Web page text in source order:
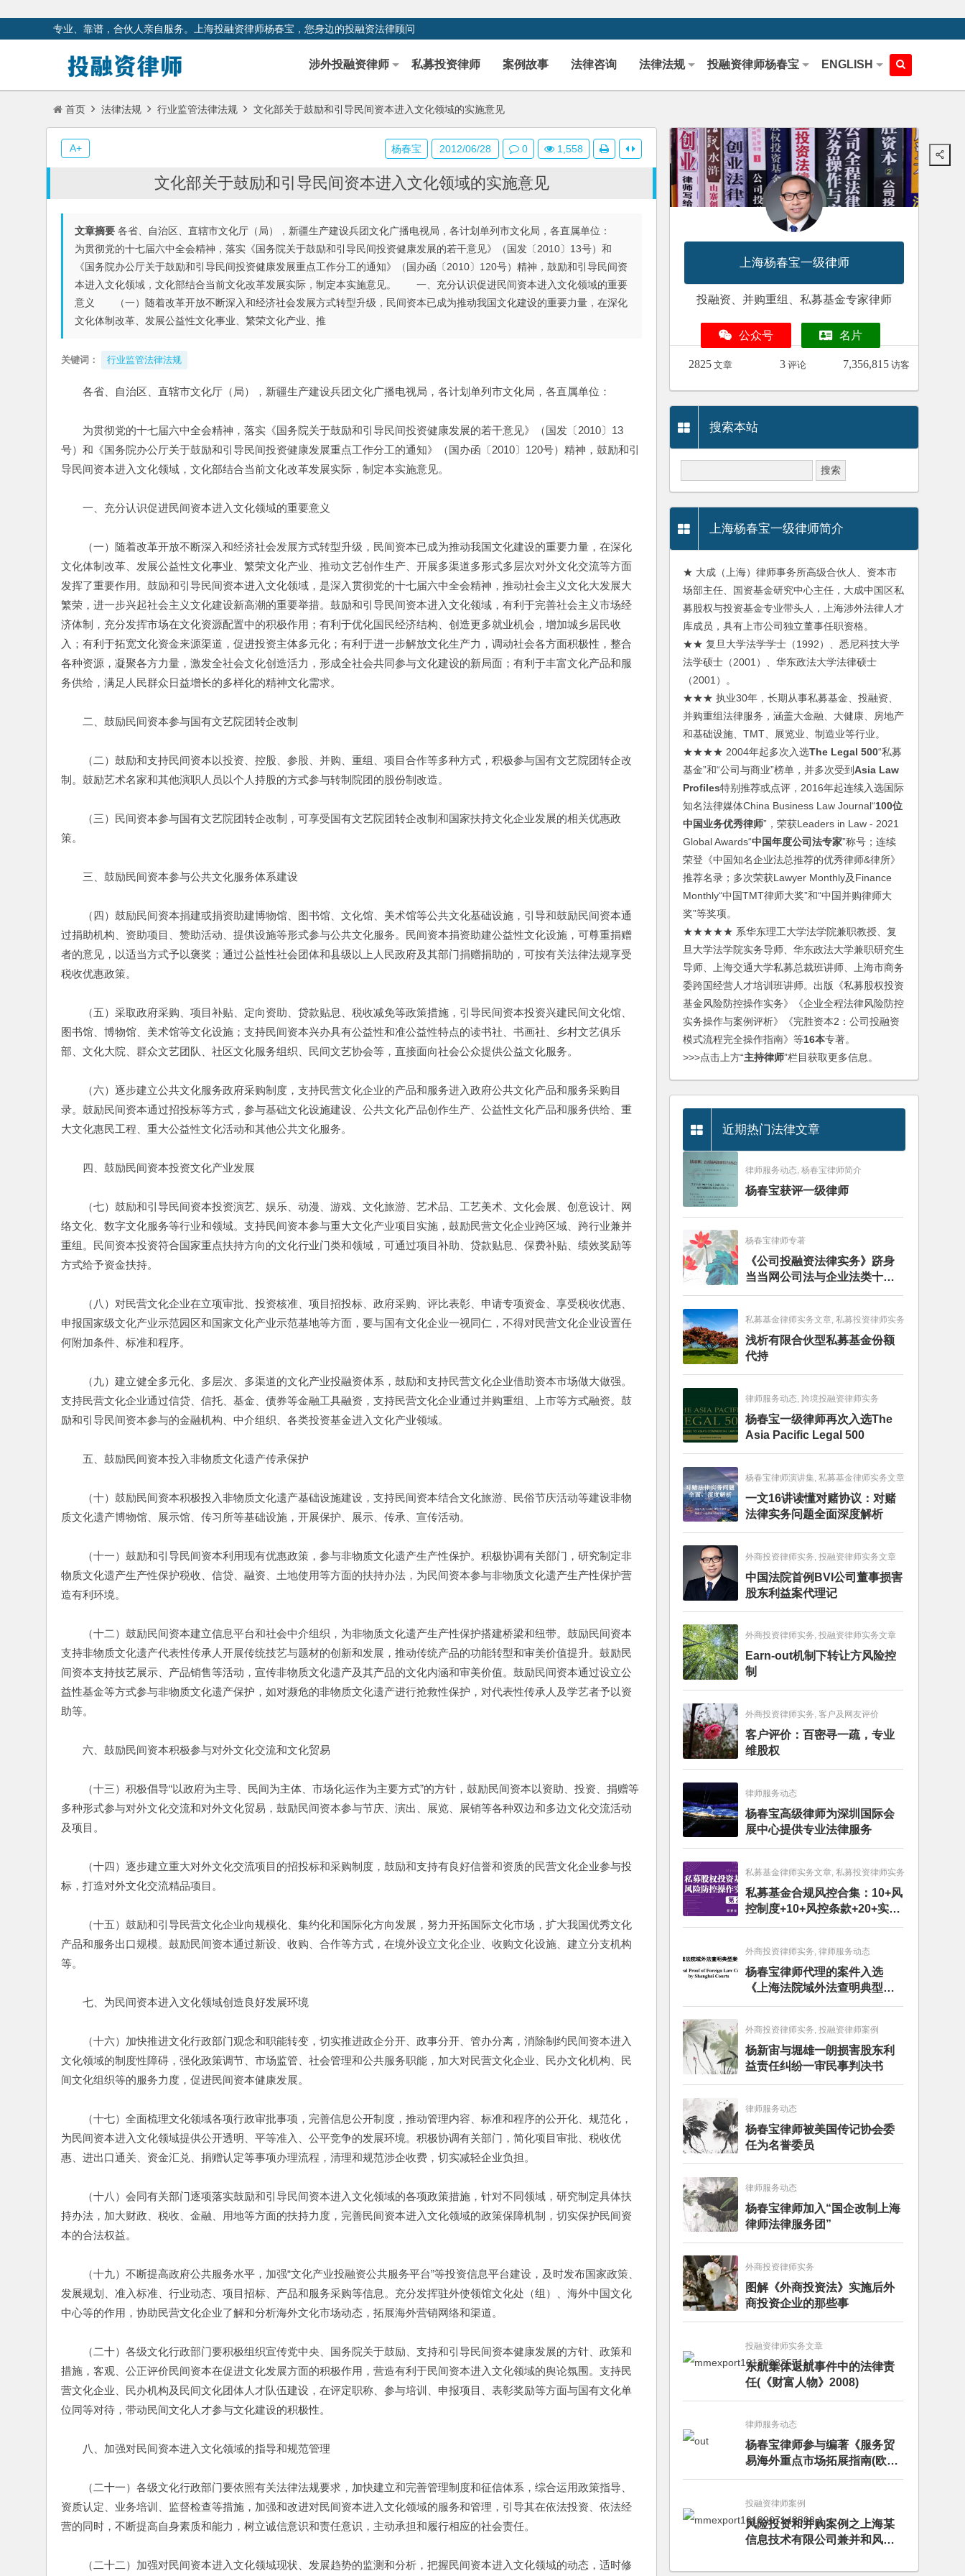
专业、靠谱，合伙人亲自服务。上海投融资律师杨春宝，您身边的投融资法律顾问
涉外投融资律师 私募投资律师 案例故事 法律咨询 法律法规 投融资律师杨春宝 ENGLISH
首页 法律法规 行业监管法律法规 文化部关于鼓励和引导民间资本进入文化领域的实施意见
文化部关于鼓励和引导民间资本进入文化领域的实施意见
文章摘要 各省、自治区、直辖市文化厅（局），新疆生产建设兵团文化广播电视局，各计划单列市文化局，各直属单位：
为贯彻党的十七届六中全会精神，落实《国务院关于鼓励和引导民间投资健康发展的若干意见》（国发〔2010〕13号）和
《国务院办公厅关于鼓励和引导民间投资健康发展重点工作分工的通知》（国办函〔2010〕120号）精神，鼓励和引导民间资
本进入文化领域，文化部结合当前文化改革发展实际，制定本实施意见。 一、充分认识促进民间资本进入文化领域的重要
意义 （一）随着改革开放不断深入和经济社会发展方式转型升级，民间资本已成为推动我国文化建设的重要力量，在深化
文化体制改革、发展公益性文化事业、繁荣文化产业、推
关键词： 行业监管法律法规
各省、自治区、直辖市文化厅（局），新疆生产建设兵团文化广播电视局，各计划单列市文化局，各直属单位：
为贯彻党的十七届六中全会精神，落实《国务院关于鼓励和引导民间投资健康发展的若干意见》（国发〔2010〕13
号）和《国务院办公厅关于鼓励和引导民间投资健康发展重点工作分工的通知》（国办函〔2010〕120号）精神，鼓励和引
导民间资本进入文化领域，文化部结合当前文化改革发展实际，制定本实施意见。
一、充分认识促进民间资本进入文化领域的重要意义
（一）随着改革开放不断深入和经济社会发展方式转型升级，民间资本已成为推动我国文化建设的重要力量，在深化
文化体制改革、发展公益性文化事业、繁荣文化产业、推动文艺创作生产、开展多渠道多形式多层次对外文化交流等方面
发挥了重要作用。鼓励和引导民间资本进入文化领域，是深入贯彻党的十七届六中全会精神，推动社会主义文化大发展大
繁荣，进一步兴起社会主义文化建设新高潮的重要举措。鼓励和引导民间资本进入文化领域，有利于完善社会主义市场经
济体制，充分发挥市场在文化资源配置中的积极作用；有利于优化国民经济结构、创造更多就业机会，增加城乡居民收
入；有利于拓宽文化资金来源渠道，促进投资主体多元化；有利于进一步解放文化生产力，调动社会各方面积极性，整合
各种资源，凝聚各方力量，激发全社会文化创造活力，形成全社会共同参与文化建设的新局面；有利于丰富文化产品和服
务供给，满足人民群众日益增长的多样化的精神文化需求。
二、鼓励民间资本参与国有文艺院团转企改制
（二）鼓励和支持民间资本以投资、控股、参股、并购、重组、项目合作等多种方式，积极参与国有文艺院团转企改
制。鼓励艺术名家和其他演职人员以个人持股的方式参与转制院团的股份制改造。
（三）民间资本参与国有文艺院团转企改制，可享受国有文艺院团转企改制和国家扶持文化企业发展的相关优惠政
策。
三、鼓励民间资本参与公共文化服务体系建设
（四）鼓励民间资本捐建或捐资助建博物馆、图书馆、文化馆、美术馆等公共文化基础设施，引导和鼓励民间资本通
过捐助机构、资助项目、赞助活动、提供设施等形式参与公共文化服务。民间资本捐资助建公益性文化设施，可尊重捐赠
者的意见，以适当方式予以褒奖；通过公益性社会团体和县级以上人民政府及其部门捐赠捐助的，可按有关法律法规享受
税收优惠政策。
（五）采取政府采购、项目补贴、定向资助、贷款贴息、税收减免等政策措施，引导民间资本投资兴建民间文化馆、
图书馆、博物馆、美术馆等文化设施；支持民间资本兴办具有公益性和准公益性特点的读书社、书画社、乡村文艺俱乐
部、文化大院、群众文艺团队、社区文化服务组织、民间文艺协会等，直接面向社会公众提供公益文化服务。
（六）逐步建立公共文化服务政府采购制度，支持民营文化企业的产品和服务进入政府公共文化产品和服务采购目
录。鼓励民间资本通过招投标等方式，参与基础文化设施建设、公共文化产品创作生产、公益性文化产品和服务供给、重
大文化惠民工程、重大公益性文化活动和其他公共文化服务。
四、鼓励民间资本投资文化产业发展
（七）鼓励和引导民间资本投资演艺、娱乐、动漫、游戏、文化旅游、艺术品、工艺美术、文化会展、创意设计、网
络文化、数字文化服务等行业和领域。支持民间资本参与重大文化产业项目实施，鼓励民营文化企业跨区域、跨行业兼并
重组。民间资本投资符合国家重点扶持方向的文化行业门类和领域，可通过项目补助、贷款贴息、保费补贴、绩效奖励等
方式给予资金扶持。
（八）对民营文化企业在立项审批、投资核准、项目招投标、政府采购、评比表彰、申请专项资金、享受税收优惠、
申报国家级文化产业示范园区和国家文化产业示范基地等方面，要与国有文化企业一视同仁，不得对民营文化企业设置任
何附加条件、标准和程序。
（九）建立健全多元化、多层次、多渠道的文化产业投融资体系，鼓励和支持民营文化企业借助资本市场做大做强。
支持民营文化企业通过信贷、信托、基金、债券等金融工具融资，支持民营文化企业通过并购重组、上市等方式融资。鼓
励和引导民间资本参与的金融机构、中介组织、各类投资基金进入文化产业领域。
五、鼓励民间资本投入非物质文化遗产传承保护
（十）鼓励民间资本积极投入非物质文化遗产基础设施建设，支持民间资本结合文化旅游、民俗节庆活动等建设非物
质文化遗产博物馆、展示馆、传习所等基础设施，开展保护、展示、传承、宣传活动。
（十一）鼓励和引导民间资本利用现有优惠政策，参与非物质文化遗产生产性保护。积极协调有关部门，研究制定非
物质文化遗产生产性保护税收、信贷、融资、土地使用等方面的扶持办法，为民间资本参与非物质文化遗产生产性保护营
造有利环境。
（十二）鼓励民间资本建立信息平台和社会中介组织，为非物质文化遗产生产性保护搭建桥梁和纽带。鼓励民间资本
支持非物质文化遗产代表性传承人开展传统技艺与题材的创新和发展，推动传统产品的功能转型和审美价值提升。鼓励民
间资本支持技艺展示、产品销售等活动，宣传非物质文化遗产及其产品的文化内涵和审美价值。鼓励民间资本通过设立公
益性基金等方式参与非物质文化遗产保护，如对濒危的非物质文化遗产进行抢救性保护，对代表性传承人及学艺者予以资
助等。
六、鼓励民间资本积极参与对外文化交流和文化贸易
（十三）积极倡导“以政府为主导、民间为主体、市场化运作为主要方式”的方针，鼓励民间资本以资助、投资、捐赠等
多种形式参与对外文化交流和对外文化贸易，鼓励民间资本参与节庆、演出、展览、展销等各种双边和多边文化交流活动
及项目。
（十四）逐步建立重大对外文化交流项目的招投标和采购制度，鼓励和支持有良好信誉和资质的民营文化企业参与投
标，打造对外文化交流精品项目。
（十五）鼓励和引导民营文化企业向规模化、集约化和国际化方向发展，努力开拓国际文化市场，扩大我国优秀文化
产品和服务出口规模。鼓励民间资本通过新设、收购、合作等方式，在境外设立文化企业、收购文化设施、建立分支机构
等。
七、为民间资本进入文化领域创造良好发展环境
（十六）加快推进文化行政部门观念和职能转变，切实推进政企分开、政事分开、管办分离，消除制约民间资本进入
文化领域的制度性障碍，强化政策调节、市场监管、社会管理和公共服务职能，加大对民营文化企业、民办文化机构、民
间文化组织等的服务力度，促进民间资本健康发展。
（十七）全面梳理文化领域各项行政审批事项，完善信息公开制度，推动管理内容、标准和程序的公开化、规范化，
为民间资本进入文化领域提供公开透明、平等准入、公平竞争的发展环境。积极协调有关部门，简化项目审批、税收优
惠、进出口通关、资金汇兑、捐赠认定等事项办理流程，清理和规范涉企收费，切实减轻企业负担。
（十八）会同有关部门逐项落实鼓励和引导民间资本进入文化领域的各项政策措施，针对不同领域，研究制定具体扶
持办法，加大财政、税收、金融、用地等方面的扶持力度，完善民间资本进入文化领域的政策保障机制，切实保护民间资
本的合法权益。
（十九）不断提高政府公共服务水平，加强“文化产业投融资公共服务平台”等投资信息平台建设，及时发布国家政策、
发展规划、准入标准、行业动态、项目招标、产品和服务采购等信息。充分发挥驻外使领馆文化处（组）、海外中国文化
中心等的作用，协助民营文化企业了解和分析海外文化市场动态，拓展海外营销网络和渠道。
（二十）各级文化行政部门要积极组织宣传党中央、国务院关于鼓励、支持和引导民间资本健康发展的方针、政策和
措施，客观、公正评价民间资本在促进文化发展方面的积极作用，营造有利于民间资本进入文化领域的舆论氛围。支持民
营文化企业、民办机构及民间文化团体人才队伍建设，在评定职称、参与培训、申报项目、表彰奖励等方面与国有文化单
位同等对待，带动民间文化人才参与文化建设的积极性。
八、加强对民间资本进入文化领域的指导和规范管理
（二十一）各级文化行政部门要依照有关法律法规要求，加快建立和完善管理制度和征信体系，综合运用政策指导、
资质认定、业务培训、监督检查等措施，加强和改进对民间资本进入文化领域的服务和管理，引导其在依法投资、依法经
营的同时，不断提高自身素质和能力，树立诚信意识和责任意识，主动承担和履行相应的社会责任。
（二十二）加强对民间资本进入文化领域现状、发展趋势的监测和分析，把握民间资本进入文化领域的动态，适时修
杨春宝 2012/06/28 0 1,558
A+
上海杨春宝一级律师
投融资、并购重组、私募基金专家律师
公众号 名片
2825 文章 3 评论 7,356,815 访客
搜索本站
上海杨春宝一级律师简介
★ 大成（上海）律师事务所高级合伙人、资本市
场部主任、国资基金研究中心主任，大成中国区私
募股权与投资基金专业带头人，上海涉外法律人才
库成员，具有上市公司独立董事任职资格。
★★ 复旦大学法学学士（1992）、悉尼科技大学
法学硕士（2001）、华东政法大学法律硕士
（2001）。
★★★ 执业30年，长期从事私募基金、投融资、
并购重组法律服务，涵盖大金融、大健康、房地产
和基础设施、TMT、展览业、制造业等行业。
★★★★ 2004年起多次入选The Legal 500“私募
基金”和“公司与商业”榜单，并多次受到Asia Law
Profiles特别推荐或点评，2016年起连续入选国际
知名法律媒体China Business Law Journal“100位
中国业务优秀律师”，荣获Leaders in Law - 2021
Global Awards“中国年度公司法专家”称号；连续
荣登《中国知名企业法总推荐的优秀律师&律所》
推荐名录；多次荣获Lawyer Monthly及Finance
Monthly“中国TMT律师大奖”和“中国并购律师大
奖”等奖项。
★★★★★ 系华东理工大学法学院兼职教授、复
旦大学法学院实务导师、华东政法大学兼职研究生
导师、上海交通大学私募总裁班讲师、上海市商务
委跨国经营人才培训班讲师。出版《私募股权投资
基金风险防控操作实务》《企业全程法律风险防控
实务操作与案例评析》《完胜资本2：公司投融资
模式流程完全操作指南》等16本专著。
>>>点击上方“主持律师”栏目获取更多信息。
近期热门法律文章
律师服务动态, 杨春宝律师简介
杨春宝获评一级律师
杨春宝律师专著
《公司投融资法律实务》跻身
当当网公司法与企业法类十大
畅销图书榜
私募基金律师实务文章, 私募投资律师实务
浅析有限合伙型私募基金份额
代持
律师服务动态, 跨境投融资律师实务
杨春宝一级律师再次入选The
Asia Pacific Legal 500
杨春宝律师演讲集, 私募基金律师实务文章
一文16讲读懂对赌协议：对赌
法律实务问题全面深度解析
外商投资律师实务, 投融资律师实务文章
中国法院首例BVI公司董事损害
股东利益案代理记
外商投资律师实务, 投融资律师实务文章
Earn-out机制下转让方风险控
制
外商投资律师实务, 客户及网友评价
客户评价：百密寻一疏，专业
维股权
律师服务动态
杨春宝高级律师为深圳国际会
展中心提供专业法律服务
私募基金律师实务文章, 私募投资律师实务
私募基金合规风控合集：10+风
控制度+10+风控条款+20+实务
文章+每月动态
外商投资律师实务, 律师服务动态
杨春宝律师代理的案件入选
《上海法院域外法查明典型案
例》
外商投资律师实务, 投融资律师案例
杨新宙与堀雄一朗损害股东利
益责任纠纷一审民事判决书
律师服务动态
杨春宝律师被美国传记协会委
任为名誉委员
律师服务动态
杨春宝律师加入“国企改制上海
律师法律服务团”
外商投资律师实务
图解《外商投资法》实施后外
商投资企业的那些事
投融资律师实务文章
东航集体返航事件中的法律责
任(《财富人物》2008)
律师服务动态
杨春宝律师参与编著《服务贸
易海外重点市场拓展指南(欧洲
卷·意大利)》
投融资律师案例
风险投资和并购案例之上海某
信息技术有限公司兼并和风险